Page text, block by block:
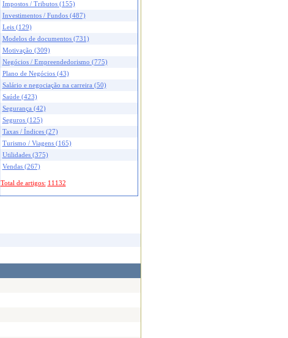
Impostos / Tributos (155)
Investimentos / Fundos (487)
Leis (129)
Modelos de documentos (731)
Motivação (309)
Negócios / Empreendedorismo (775)
Plano de Negócios (43)
Salário e negociação na carreira (50)
Saúde (423)
Segurança (42)
Seguros (125)
Taxas / Índices (27)
Turismo / Viagens (165)
Utilidades (375)
Vendas (267)
Total de artigos: 11132